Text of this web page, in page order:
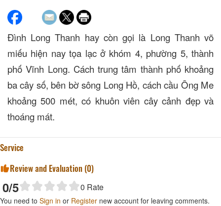
Đình Long Thanh hay còn gọi là Long Thanh võ
miếu hiện nay tọa lạc ở khóm 4, phường 5, thành
phố Vĩnh Long. Cách trung tâm thành phố khoảng
ba cây số, bên bờ sông Long Hồ, cách cầu Ông Me
khoảng 500 mét, có khuôn viên cây cảnh đẹp và
thoáng mát.
Service
Review and Evaluation (0)
0/5 0 Rate
You need to Sign in or Register new account for leaving comments.